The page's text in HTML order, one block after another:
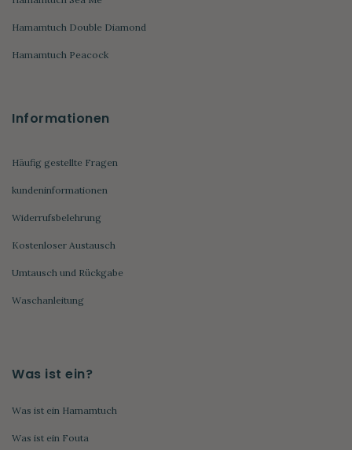
Hamamtuch Double Diamond
Hamamtuch Peacock
Informationen
Häufig gestellte Fragen
kundeninformationen
Widerrufsbelehrung
Kostenloser Austausch
Umtausch und Rückgabe
Waschanleitung
Was ist ein?
Was ist ein Hamamtuch
Was ist ein Fouta